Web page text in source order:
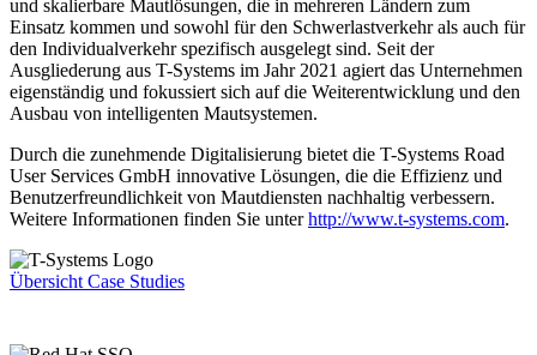
und skalierbare Mautlösungen, die in mehreren Ländern zum
Einsatz kommen und sowohl für den Schwerlastverkehr als auch für
den Individualverkehr spezifisch ausgelegt sind. Seit der
Ausgliederung aus T-Systems im Jahr 2021 agiert das Unternehmen
eigenständig und fokussiert sich auf die Weiterentwicklung und den
Ausbau von intelligenten Mautsystemen.
Durch die zunehmende Digitalisierung bietet die T-Systems Road
User Services GmbH innovative Lösungen, die die Effizienz und
Benutzerfreundlichkeit von Mautdiensten nachhaltig verbessern.
Weitere Informationen finden Sie unterhttp://www.t-systems.com.
Übersicht Case Studies